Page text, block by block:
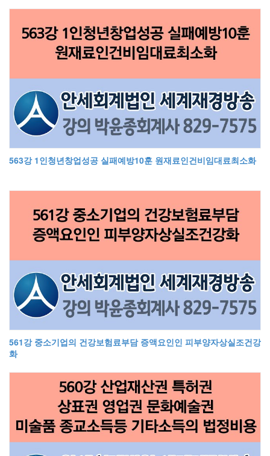
563강 1인청년창업성공 실패예방10훈 원재료인건비임대료최소화
561강 중소기업의 건강보험료부담 증액요인인 피부양자상실조건강
화